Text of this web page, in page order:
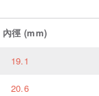
內徑 (mm)
19.1
20.6